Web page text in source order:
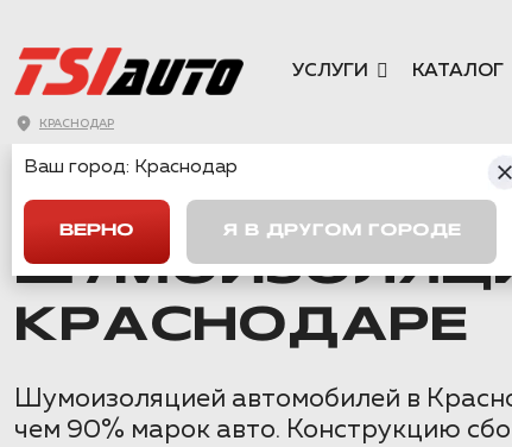
КРАСНОДАР
УСЛУГИ КАТАЛОГ
ГЛАВНАЯ → MITSUBISHI → ШУМОИЗОЛЯЦИЯ
КРАСНОДАРЕ
Шумоизоляцией автомобилей в
чем 90% марок авто. Конструкцию
Ваш город: Краснодар
ВЕРНО Я В ДРУГОМ ГОРОДЕ